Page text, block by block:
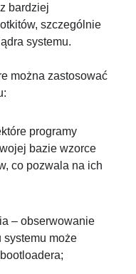
bardziej
szczególnie
systemu.
można zastosować
programy
bazie wzorce
co pozwala na ich
– obserwowanie
systemu może